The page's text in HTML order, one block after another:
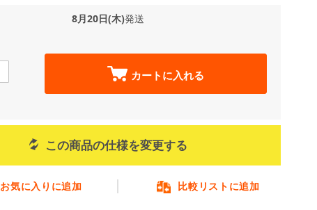
8月20日(木)発送
カートに入れる
この商品の仕様を変更する
お気に入りに追加 比較リストに追加